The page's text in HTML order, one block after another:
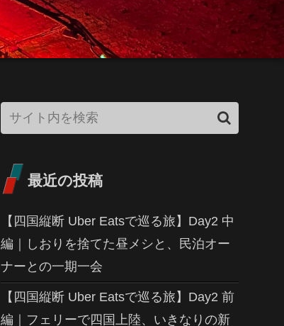
最近の投稿
【四国縦断 Uber Eatsで巡る旅】Day2 中
編｜しおりを捨てた昼メシと、民泊オー
ナーとの一期一会
【四国縦断 Uber Eatsで巡る旅】Day2 前
編｜フェリーで四国上陸、いきなりの新